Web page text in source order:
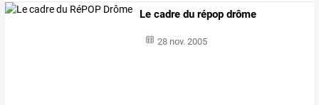
Le cadre du répop drôme
28 nov. 2005